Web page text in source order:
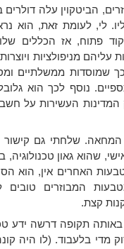
הביטקוין עלה דולרים
לי, לעומת זאת, הוא
קוד פתוח, אז הכללים
מניפולציות
שמוסדות ממשלתיים
נוסף לכך הוא
העשירות על
שלחתי גם קישור
שהוא גאון
האחרים אין, הוא
המבוזרים
קצת.
תקופה דרשה ידע
מדי בלעבוד. (לו היה